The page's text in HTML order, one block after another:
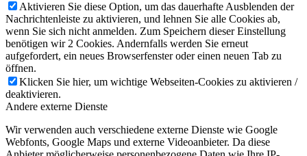
Aktivieren Sie diese Option, um das dauerhafte Ausblenden der
Nachrichtenleiste zu aktivieren, und lehnen Sie alle Cookies ab,
wenn Sie sich nicht anmelden. Zum Speichern dieser Einstellung
benötigen wir 2 Cookies. Andernfalls werden Sie erneut
aufgefordert, ein neues Browserfenster oder einen neuen Tab zu
öffnen.
Klicken Sie hier, um wichtige Webseiten-Cookies zu aktivieren /
deaktivieren.
Andere externe Dienste
Wir verwenden auch verschiedene externe Dienste wie Google
Webfonts, Google Maps und externe Videoanbieter. Da diese